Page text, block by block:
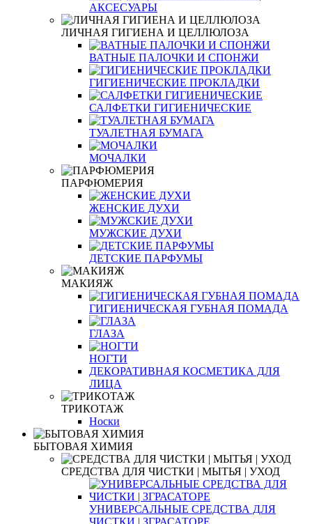
АКСЕСУАРЫ
ЛИЧНАЯ ГИГИЕНА И ЦЕЛЛЮЛОЗА
ВАТНЫЕ ПАЛОЧКИ И СПОНЖИ
ГИГИЕНИЧЕСКИЕ ПРОКЛАДКИ
САЛФЕТКИ ГИГИЕНИЧЕСКИЕ
ТУАЛЕТНАЯ БУМАГА
МОЧАЛКИ
ПАРФЮМЕРИЯ
ЖЕНСКИЕ ДУХИ
МУЖСКИЕ ДУХИ
ДЕТСКИЕ ПАРФУМЫ
МАКИЯЖ
ГИГИЕНИЧЕСКАЯ ГУБНАЯ ПОМАДА
ГЛАЗА
НОГТИ
ДЕКОРАТИВНАЯ КОСМЕТИКА ДЛЯ
ЛИЦА
ТРИКОТАЖ
Носки
БЫТОВАЯ ХИМИЯ
СРЕДСТВА ДЛЯ ЧИСТКИ | МЫТЬЯ | УХОД
УНИВЕРСАЛЬНЫЕ СРЕДСТВА ДЛЯ
ЧИСТКИ | ЗГРАСАТОРЕ